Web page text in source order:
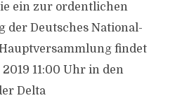
ein zur ordentlichen
der Deutsches National-
findet
11:00 Uhr in den
Delta